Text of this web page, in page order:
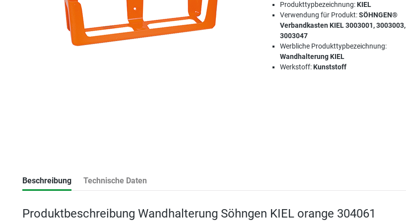
Produkttypbezeichnung:KIEL
Verwendung für Produkt:SÖHNGEN®
Verbandkasten KIEL 3003001, 3003003,
3003047
Werbliche Produkttypbezeichnung:
Wandhalterung KIEL
Werkstoff:Kunststoff
Beschreibung Technische Daten
Produktbeschreibung Wandhalterung Söhngen KIEL orange 304061